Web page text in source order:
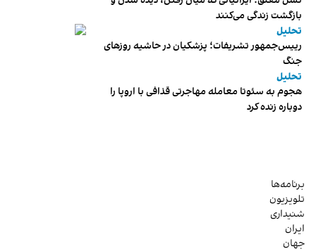
بازگشت زندگی می‌کنند
تحلیل
رییس‌جمهور تشریفات؛ پزشکیان در حاشیه روزهای
جنگ
تحلیل
هجوم به سئوتا معامله مهاجرتی قذافی با اروپا را
دوباره زنده کرد
برنامه‌ها
تلویزیون
شنیداری
ایران
جهان